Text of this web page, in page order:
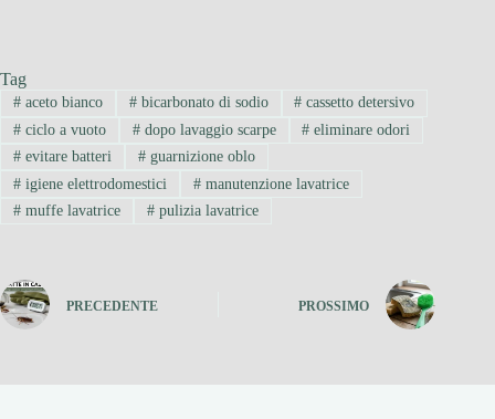
Tag
#aceto bianco #bicarbonato di sodio # cassetto detersivo
#ciclo a vuoto #dopo lavaggio scarpe # eliminare odori
#evitare batteri #guarnizione oblo
#igiene elettrodomestici #manutenzione lavatrice
#muffe lavatrice #pulizia lavatrice
PRECEDENTE PROSSIMO